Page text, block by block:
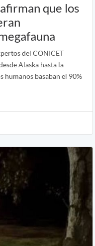
que los
del CONICET
Alaska hasta la
humanos basaban el 90%